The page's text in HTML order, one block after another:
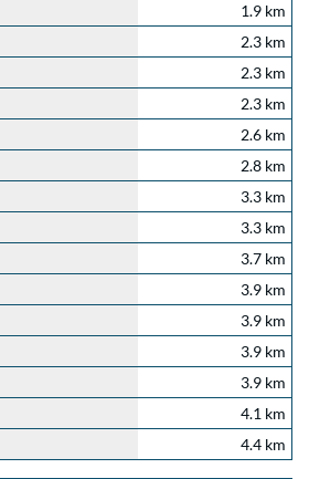
1.9 km
2.3 km
2.3 km
2.3 km
2.6 km
2.8 km
3.3 km
3.3 km
3.7 km
3.9 km
3.9 km
3.9 km
3.9 km
4.1 km
4.4 km